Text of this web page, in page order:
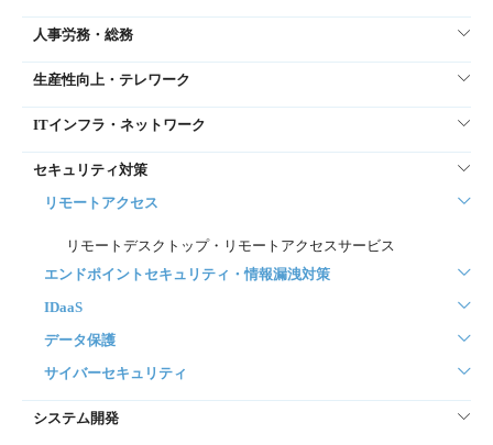
人事労務・総務
生産性向上・テレワーク
ITインフラ・ネットワーク
セキュリティ対策
リモートアクセス
リモートデスクトップ・リモートアクセスサービス
エンドポイントセキュリティ・情報漏洩対策
IDaaS
データ保護
サイバーセキュリティ
システム開発